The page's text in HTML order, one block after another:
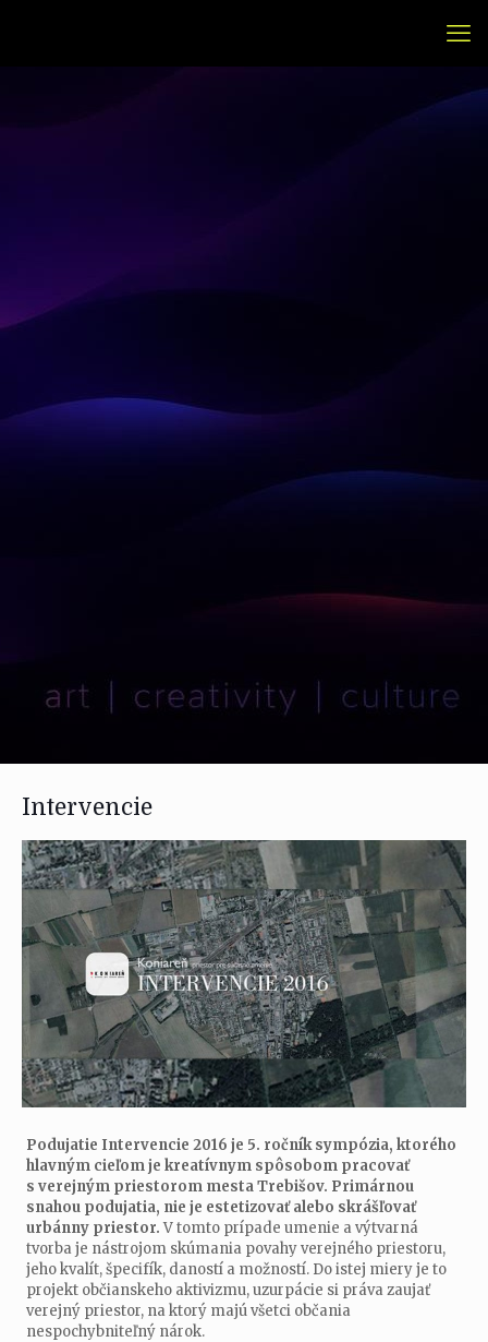
Intervencie
Podujatie Intervencie 2016 je 5. ročník sympózia, ktorého
hlavným cieľom je kreatívnym spôsobom pracovať
s verejným priestorom mesta Trebišov. Primárnou
snahou podujatia, nie je estetizovať alebo skrášľovať
urbánny priestor.V tomto prípade umenie a výtvarná
tvorba je nástrojom skúmania povahy verejného priestoru,
jeho kvalít, špecifík, daností a možností. Do istej miery je to
projekt občianskeho aktivizmu, uzurpácie si práva zaujať
verejný priestor, na ktorý majú všetci občania
nespochybniteľný nárok.